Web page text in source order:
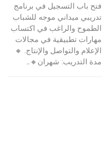
فتح باب التسجيل في برنامج
تدريبي ميداني موجه للشباب
الطموح والراغب في اكتساب
مهارات تطبيقية في مجالات
الإعلام والتواصل والإنتاج. 🔸
مدة التدريب: شهران🔸…